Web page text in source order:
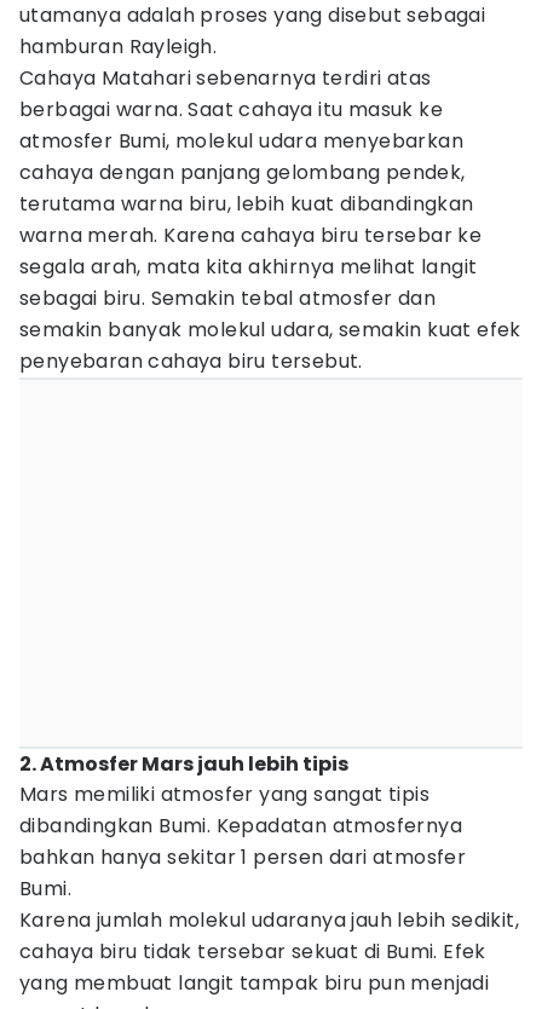
utamanya adalah proses yang disebut sebagai
hamburan Rayleigh.
Cahaya Matahari sebenarnya terdiri atas
berbagai warna. Saat cahaya itu masuk ke
atmosfer Bumi, molekul udara menyebarkan
cahaya dengan panjang gelombang pendek,
terutama warna biru, lebih kuat dibandingkan
warna merah. Karena cahaya biru tersebar ke
segala arah, mata kita akhirnya melihat langit
sebagai biru. Semakin tebal atmosfer dan
semakin banyak molekul udara, semakin kuat efek
penyebaran cahaya biru tersebut.
2. Atmosfer Mars jauh lebih tipis
Mars memiliki atmosfer yang sangat tipis
dibandingkan Bumi. Kepadatan atmosfernya
bahkan hanya sekitar 1 persen dari atmosfer
Bumi.
Karena jumlah molekul udaranya jauh lebih sedikit,
cahaya biru tidak tersebar sekuat di Bumi. Efek
yang membuat langit tampak biru pun menjadi